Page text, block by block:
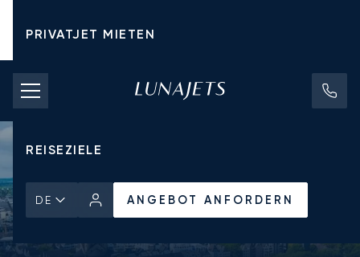
PRIVATJET MIETEN
CHARTERPREISE
PRIVATJETS
REISEZIELE
DE ANGEBOT ANFORDERN